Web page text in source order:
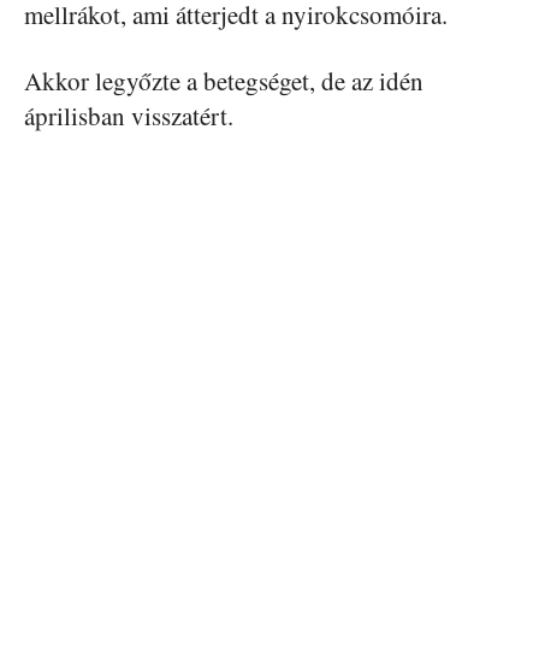
mellrákot, ami átterjedt a nyirokcsomóira.
Akkor legyőzte a betegséget, de az idén
áprilisban visszatért.